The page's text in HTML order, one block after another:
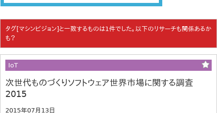
タグ[マシンビジョン]と一致するものは1件でした。以下のリサーチも関係あるか
も？
IoT
次世代ものづくりソフトウェア世界市場に関する調査
2015
2015年07月13日